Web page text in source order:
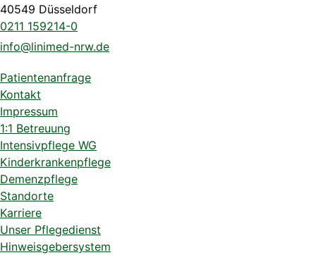
40549 Düsseldorf
0211 159214-0
info@linimed-nrw.de
Patientenanfrage
Kontakt
Impressum
1:1 Betreuung
Intensivpflege WG
Kinderkrankenpflege
Demenzpflege
Standorte
Karriere
Unser Pflegedienst
Hinweisgebersystem